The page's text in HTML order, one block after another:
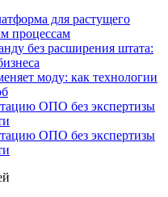
для растущего
процессам
без расширения штата:
моду: как технологии
ОПО без экспертизы
ОПО без экспертизы